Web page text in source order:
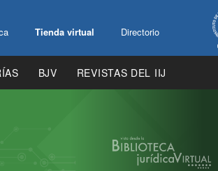
Tienda virtual Directorio
BJV REVISTAS DEL IIJ